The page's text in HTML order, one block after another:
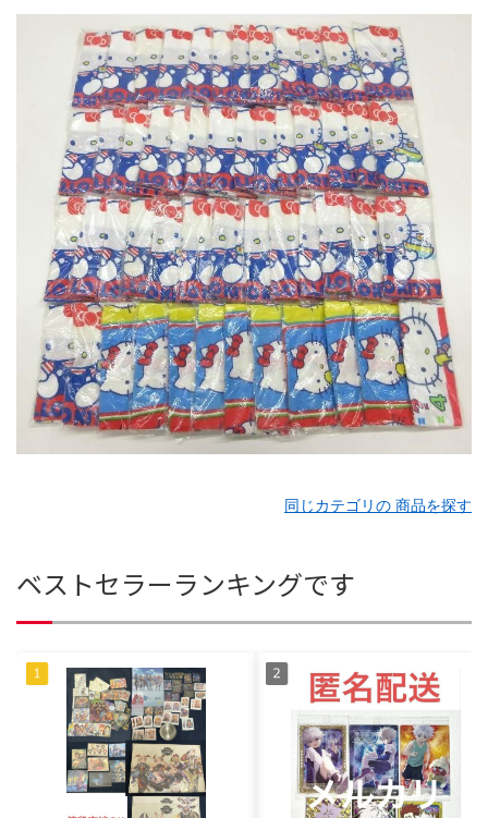
同じカテゴリの 商品を探す
ベストセラーランキングです